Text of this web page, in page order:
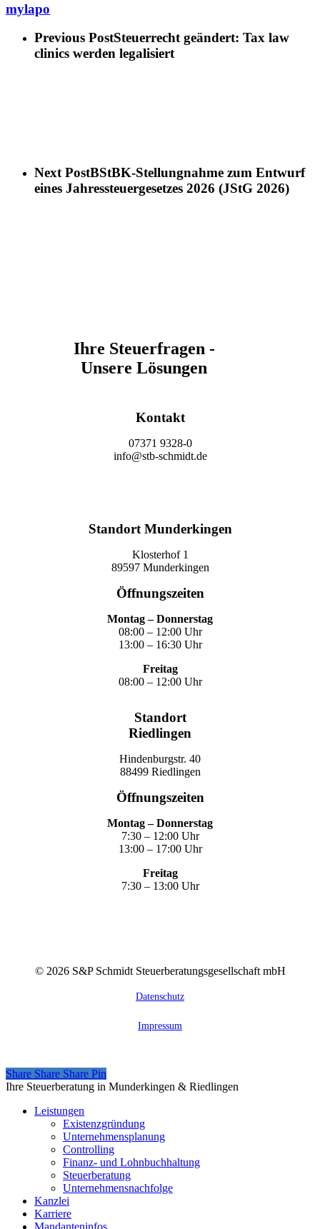
mylapo
Previous PostSteuerrecht geändert: Tax law
clinics werden legalisiert
Next PostBStBK-Stellungnahme zum Entwurf
eines Jahressteuergesetzes 2026 (JStG 2026)
Ihre Steuerfragen -
Unsere Lösungen
Kontakt
07371 9328-0
info@stb-schmidt.de
Standort Munderkingen
Klosterhof 1
89597 Munderkingen
Öffnungszeiten
Montag – Donnerstag
08:00 – 12:00 Uhr
13:00 – 16:30 Uhr
Freitag
08:00 – 12:00 Uhr
Standort
Riedlingen
Hindenburgstr. 40
88499 Riedlingen
Öffnungszeiten
Montag – Donnerstag
7:30 – 12:00 Uhr
13:00 – 17:00 Uhr
Freitag
7:30 – 13:00 Uhr
© 2026S&P Schmidt Steuerberatungsgesellschaft mbH
Datenschutz
Impressum
Share
Share Share Share Pin
Close
Ihre Steuerberatung in Munderkingen & Riedlingen
Leistungen
Existenzgründung
Unternehmensplanung
Controlling
Finanz- und Lohnbuchhaltung
Steuerberatung
Unternehmensnachfolge
Kanzlei
Karriere